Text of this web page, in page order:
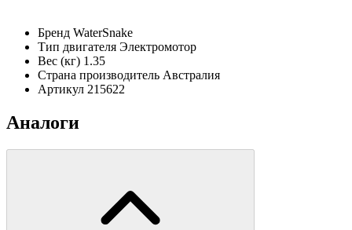
Бренд WaterSnake
Тип двигателя Электромотор
Вес (кг) 1.35
Страна производитель Австралия
Артикул 215622
Аналоги